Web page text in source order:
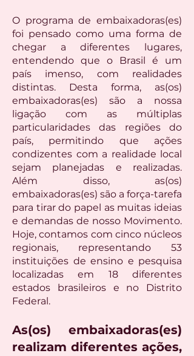
O programa de embaixadoras(es)
foi pensado como uma forma de
chegar a diferentes lugares,
entendendo que o Brasil é um
país imenso, com realidades
distintas. Desta forma, as(os)
embaixadoras(es) são a nossa
ligação com as múltiplas
particularidades das regiões do
país, permitindo que ações
condizentes com a realidade local
sejam planejadas e realizadas.
Além disso, as(os)
embaixadoras(es) são a força-tarefa
para tirar do papel as muitas ideias
e demandas de nosso Movimento.
Hoje, contamos com cinco núcleos
regionais, representando 53
instituições de ensino e pesquisa
localizadas em 18 diferentes
estados brasileiros e no Distrito
Federal.
As(os) embaixadoras(es)
realizam diferentes ações,